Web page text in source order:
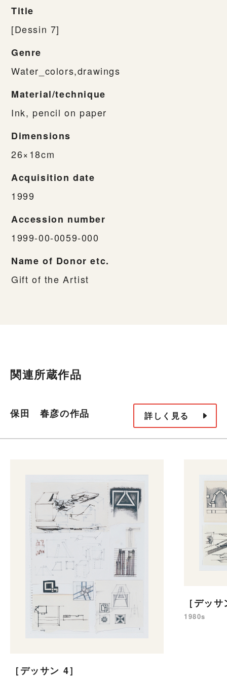
Title
[Dessin 7]
Genre
Water_colors,drawings
Material/technique
Ink, pencil on paper
Dimensions
26×18cm
Acquisition date
1999
Accession number
1999-00-0059-000
Name of Donor etc.
Gift of the Artist
関連所蔵作品
保田 春彦の作品 詳しく見る
［デッサン 4］
［デッ
1980s